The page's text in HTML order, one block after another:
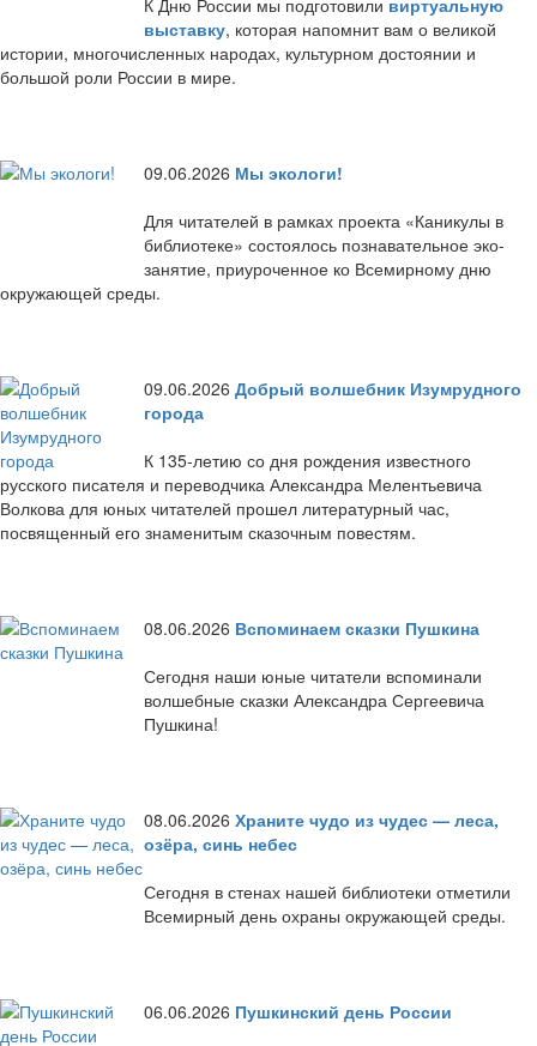
К Дню России мы подготовили виртуальную
выставку, которая напомнит вам о великой
истории, многочисленных народах, культурном достоянии и
большой роли России в мире.
09.06.2026 Мы экологи!
Для читателей в рамках проекта «Каникулы в
библиотеке» состоялось познавательное эко-
занятие, приуроченное ко Всемирному дню
окружающей среды.
09.06.2026 Добрый волшебник Изумрудного
города
К 135-летию со дня рождения известного
русского писателя и переводчика Александра Мелентьевича
Волкова для юных читателей прошел литературный час,
посвященный его знаменитым сказочным повестям.
08.06.2026 Вспоминаем сказки Пушкина
Сегодня наши юные читатели вспоминали
волшебные сказки Александра Сергеевича
Пушкина!
08.06.2026 Храните чудо из чудес — леса,
озёра, синь небес
Сегодня в стенах нашей библиотеки отметили
Всемирный день охраны окружающей среды.
06.06.2026 Пушкинский день России